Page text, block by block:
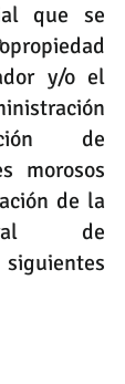
que se
y/o el
de
morosos
de la
de